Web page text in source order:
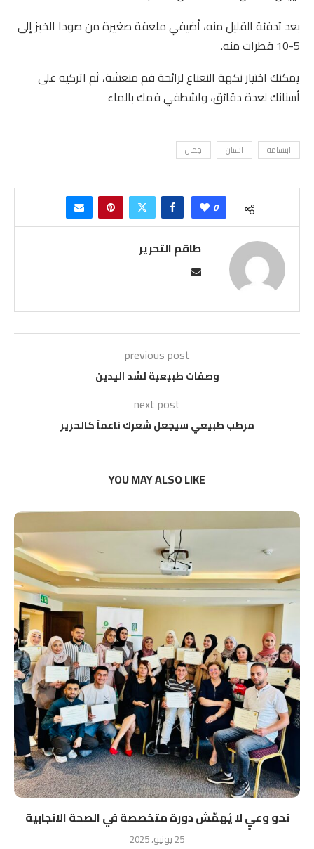
بعد تدفئة القليل منه، أضيفي ملعقة صغيرة من صودا الخبز إلى
5-10 قطرات منه.
يمكنك اختيار نكهة النعناع لرائحة فم منعشة، ثم اتركيه على
أسنانك لعدة دقائق، واشطفي فمك بالماء
ابتسامة اسنان جمال
0
طاقم التحرير
previous post
وصفات طبيعية لشد اليدين
next post
مرطب طبيعي سيجعل شعرك ناعماً كالحرير
YOU MAY ALSO LIKE
نحو وعيٍ لا يُهمَّش دورة متخصصة في الصحة الانجابية
25 يونيو، 2025